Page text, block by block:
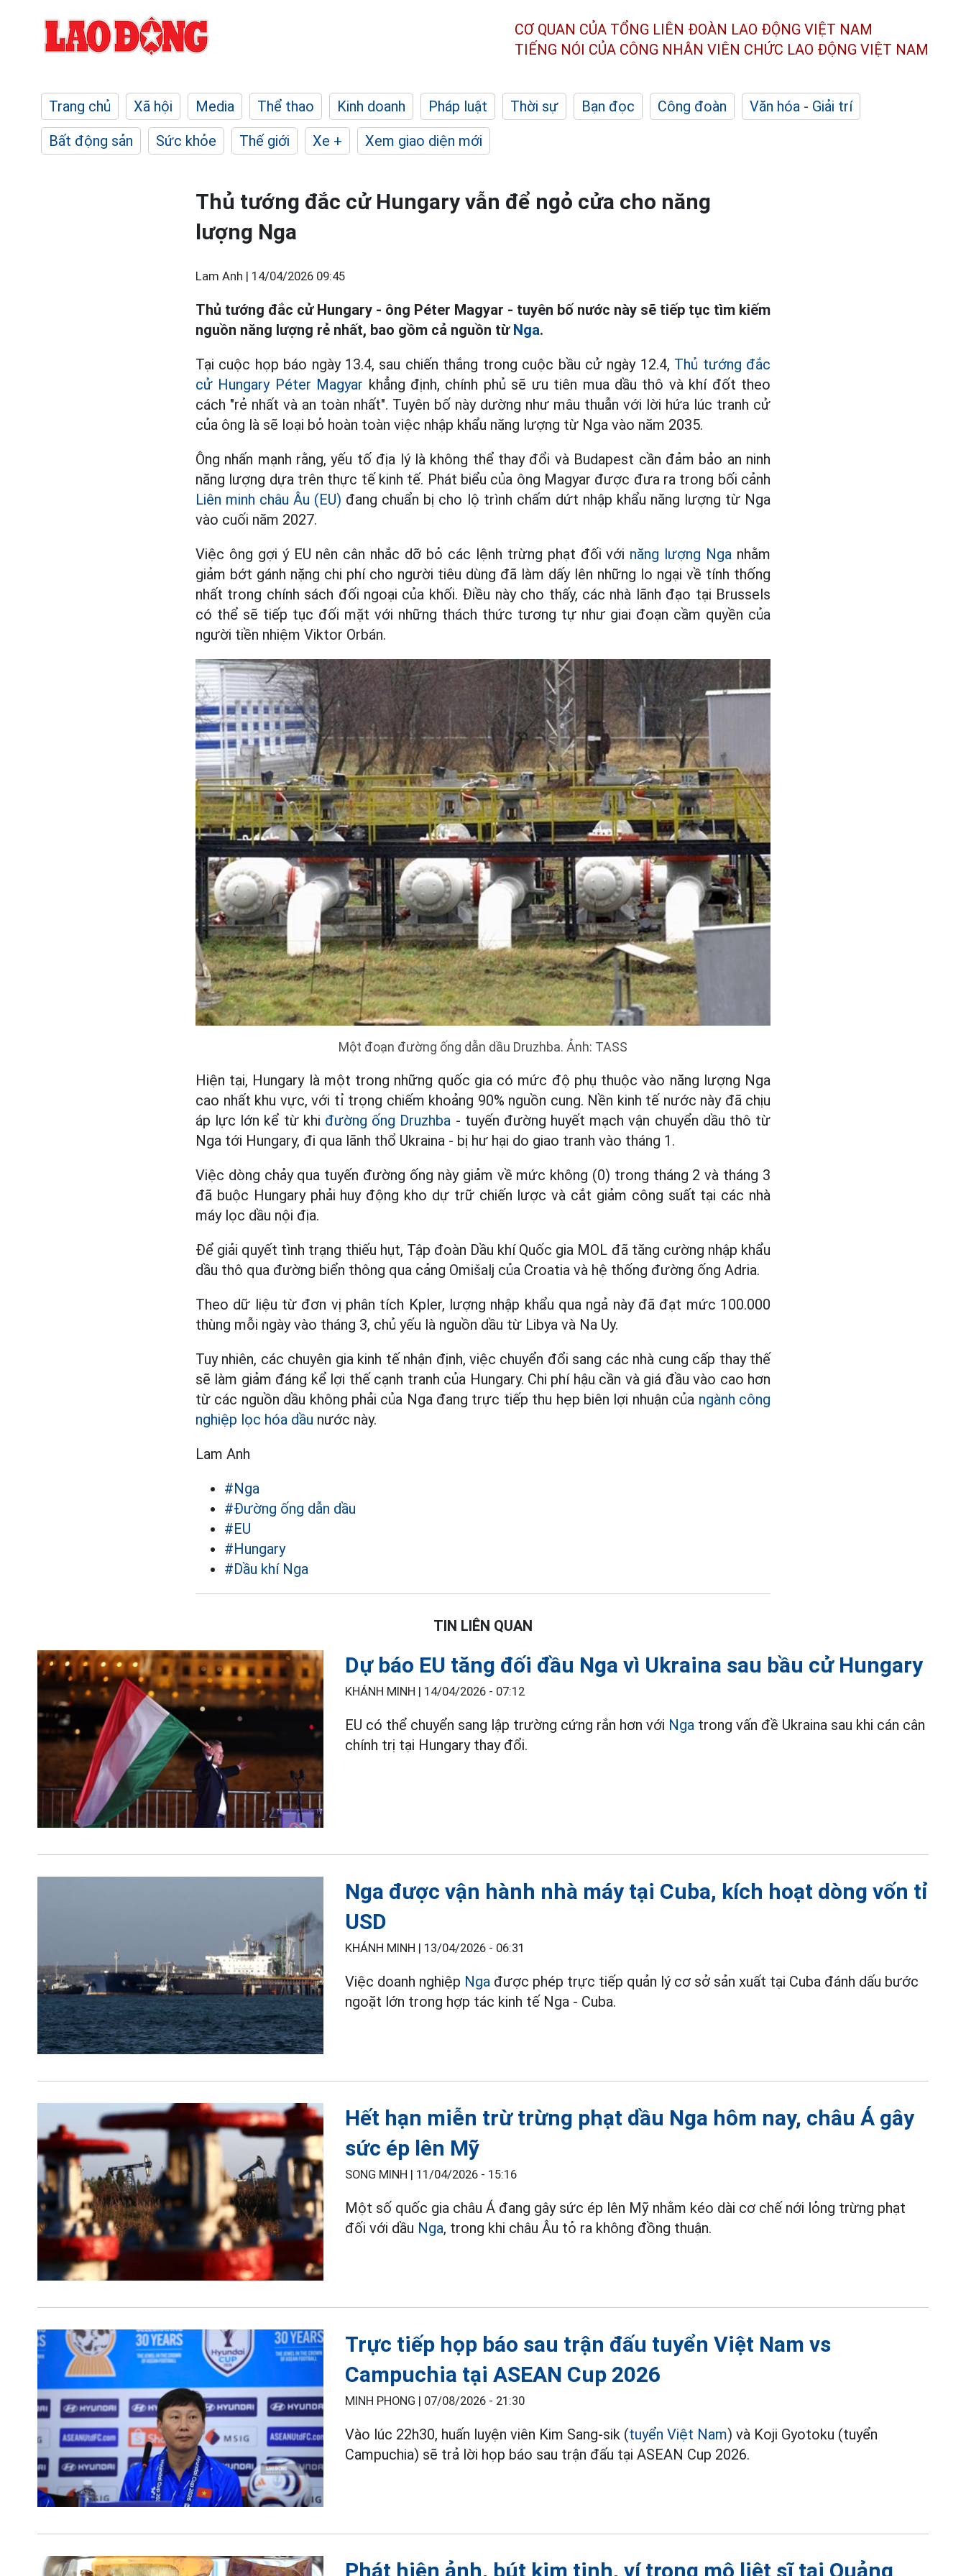
CƠ QUAN CỦA TỔNG LIÊN ĐOÀN LAO ĐỘNG VIỆT NAM
TIẾNG NÓI CỦA CÔNG NHÂN VIÊN CHỨC LAO ĐỘNG VIỆT NAM
Trang chủ Xã hội Media Thể thao Kinh doanh Pháp luật Thời sự Bạn đọc Công đoàn
Văn hóa - Giải trí
Bất động sản
Sức khỏe Thế giới Xe + Xem giao diện mới
Thủ tướng đắc cử Hungary vẫn để ngỏ cửa cho năng
lượng Nga
Lam Anh | 14/04/2026 09:45
Thủ tướng đắc cử Hungary - ông Péter Magyar - tuyên bố nước này sẽ tiếp tục tìm kiếm
nguồn năng lượng rẻ nhất, bao gồm cả nguồn từ Nga.
Tại cuộc họp báo ngày 13.4, sau chiến thắng trong cuộc bầu cử ngày 12.4, Thủ tướng đắc
cử Hungary Péter Magyar khẳng định, chính phủ sẽ ưu tiên mua dầu thô và khí đốt theo
cách "rẻ nhất và an toàn nhất". Tuyên bố này dường như mâu thuẫn với lời hứa lúc tranh cử
của ông là sẽ loại bỏ hoàn toàn việc nhập khẩu năng lượng từ Nga vào năm 2035.
Ông nhấn mạnh rằng, yếu tố địa lý là không thể thay đổi và Budapest cần đảm bảo an ninh
năng lượng dựa trên thực tế kinh tế. Phát biểu của ông Magyar được đưa ra trong bối cảnh
Liên minh châu Âu (EU) đang chuẩn bị cho lộ trình chấm dứt nhập khẩu năng lượng từ Nga
vào cuối năm 2027.
Việc ông gợi ý EU nên cân nhắc dỡ bỏ các lệnh trừng phạt đối với năng lượng Nga nhằm
giảm bớt gánh nặng chi phí cho người tiêu dùng đã làm dấy lên những lo ngại về tính thống
nhất trong chính sách đối ngoại của khối. Điều này cho thấy, các nhà lãnh đạo tại Brussels
có thể sẽ tiếp tục đối mặt với những thách thức tương tự như giai đoạn cầm quyền của
người tiền nhiệm Viktor Orbán.
Một đoạn đường ống dẫn dầu Druzhba. Ảnh: TASS
Hiện tại, Hungary là một trong những quốc gia có mức độ phụ thuộc vào năng lượng Nga
cao nhất khu vực, với tỉ trọng chiếm khoảng 90% nguồn cung. Nền kinh tế nước này đã chịu
áp lực lớn kể từ khi đường ống Druzhba - tuyến đường huyết mạch vận chuyển dầu thô từ
Nga tới Hungary, đi qua lãnh thổ Ukraina - bị hư hại do giao tranh vào tháng 1.
Việc dòng chảy qua tuyến đường ống này giảm về mức không (0) trong tháng 2 và tháng 3
đã buộc Hungary phải huy động kho dự trữ chiến lược và cắt giảm công suất tại các nhà
máy lọc dầu nội địa.
Để giải quyết tình trạng thiếu hụt, Tập đoàn Dầu khí Quốc gia MOL đã tăng cường nhập khẩu
dầu thô qua đường biển thông qua cảng Omišalj của Croatia và hệ thống đường ống Adria.
Theo dữ liệu từ đơn vị phân tích Kpler, lượng nhập khẩu qua ngả này đã đạt mức 100.000
thùng mỗi ngày vào tháng 3, chủ yếu là nguồn dầu từ Libya và Na Uy.
Tuy nhiên, các chuyên gia kinh tế nhận định, việc chuyển đổi sang các nhà cung cấp thay thế
sẽ làm giảm đáng kể lợi thế cạnh tranh của Hungary. Chi phí hậu cần và giá đầu vào cao hơn
từ các nguồn dầu không phải của Nga đang trực tiếp thu hẹp biên lợi nhuận của ngành công
nghiệp lọc hóa dầu nước này.
Lam Anh
#Nga
#Đường ống dẫn dầu
#EU
#Hungary
#Dầu khí Nga
TIN LIÊN QUAN
Dự báo EU tăng đối đầu Nga vì Ukraina sau bầu cử Hungary
KHÁNH MINH | 14/04/2026 - 07:12
EU có thể chuyển sang lập trường cứng rắn hơn với Nga trong vấn đề Ukraina sau khi cán cân
chính trị tại Hungary thay đổi.
Nga được vận hành nhà máy tại Cuba, kích hoạt dòng vốn tỉ
USD
KHÁNH MINH | 13/04/2026 - 06:31
Việc doanh nghiệp Nga được phép trực tiếp quản lý cơ sở sản xuất tại Cuba đánh dấu bước
ngoặt lớn trong hợp tác kinh tế Nga - Cuba.
Hết hạn miễn trừ trừng phạt dầu Nga hôm nay, châu Á gây
sức ép lên Mỹ
SONG MINH | 11/04/2026 - 15:16
Một số quốc gia châu Á đang gây sức ép lên Mỹ nhằm kéo dài cơ chế nới lỏng trừng phạt
đối với dầu Nga, trong khi châu Âu tỏ ra không đồng thuận.
Trực tiếp họp báo sau trận đấu tuyển Việt Nam vs
Campuchia tại ASEAN Cup 2026
MINH PHONG | 07/08/2026 - 21:30
Vào lúc 22h30, huấn luyện viên Kim Sang-sik (tuyển Việt Nam) và Koji Gyotoku (tuyển
Campuchia) sẽ trả lời họp báo sau trận đấu tại ASEAN Cup 2026.
Phát hiện ảnh, bút kim tinh, ví trong mộ liệt sĩ tại Quảng